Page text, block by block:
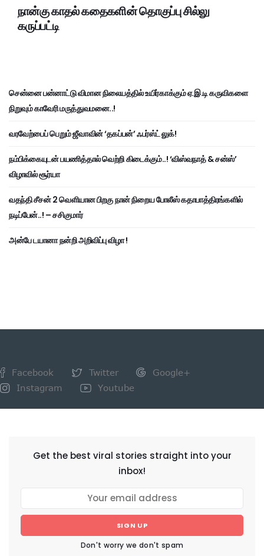
நான்கு காதல் கதைகளின் தொகுப்பு சில்லு
கருப்பட்டி
சென்னை பன்னாட்டு விமான நிலையத்தில் உயிர்காக்கும் ஏ.இ.டி கருவிகளை
நிறுவும் காவேரி மருத்துவமனை..!
வரவேற்பைப் பெறும் ஜீவாவின் ‘தகப்பன்’ ஃபர்ஸ்ட் லுக்!
நம்பிக்கையுடன் பயணித்தால் வெற்றி கிடைக்கும்..! ‘விஸ்வநாத் & சன்ஸ்’
விழாவில் சூர்யா
வதந்தி சீசன் 2 வெளியான பிறகு நான் நிறைய போலீஸ் கதாபாத்திரங்களில்
நடிப்பேன்..! – சசிகுமார்
அன்பே டயானா நன்றி அறிவிப்பு விழா !
Facebook Twitter
Google+
Instagram
Youtube
Get the best viral stories straight into your
inbox!
SIGN UP
Don't worry we don't spam